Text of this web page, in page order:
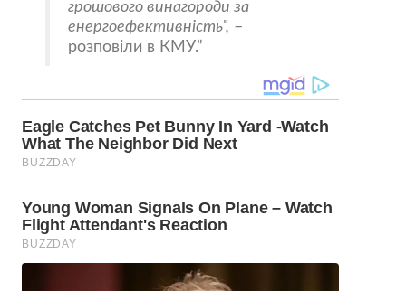
грошового винагороди за
енергоефективність”, –
розповіли в КМУ.